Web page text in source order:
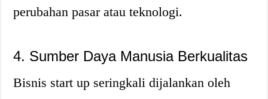
perubahan pasar atau teknologi.
4. Sumber Daya Manusia Berkualitas
Bisnis start up seringkali dijalankan oleh